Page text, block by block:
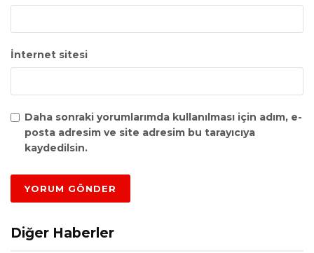
İnternet sitesi
Daha sonraki yorumlarımda kullanılması için adım, e-
posta adresim ve site adresim bu tarayıcıya
kaydedilsin.
Diğer Haberler